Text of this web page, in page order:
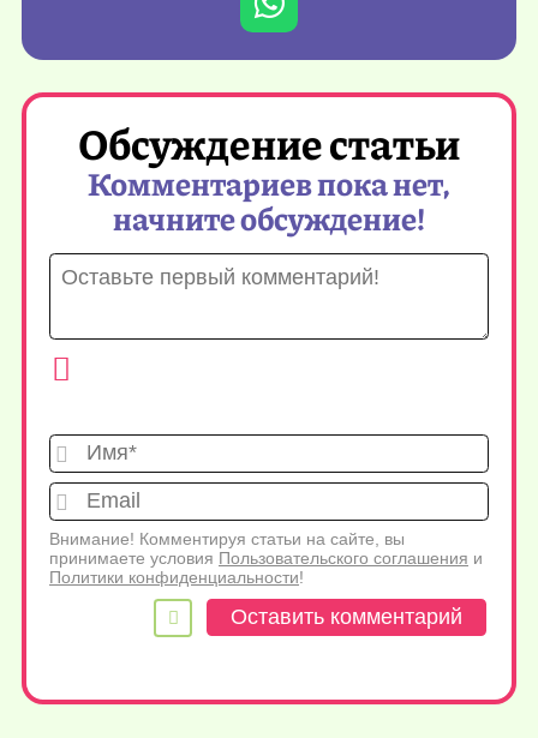
Обсуждение статьи
Комментариев пока нет,
начните обсуждение!
Имя*
Внимание! Комментируя статьи на сайте, вы
принимаете условия Пользовательского соглашения и
Политики конфиденциальности!